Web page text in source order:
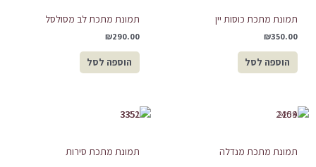
תמונת מתכת כוסות יין
₪350.00
הוספה לסל
תמונת מתכת לב מסולסל
₪290.00
הוספה לסל
תמונת מתכת מנדלה תמונת מתכת סירות